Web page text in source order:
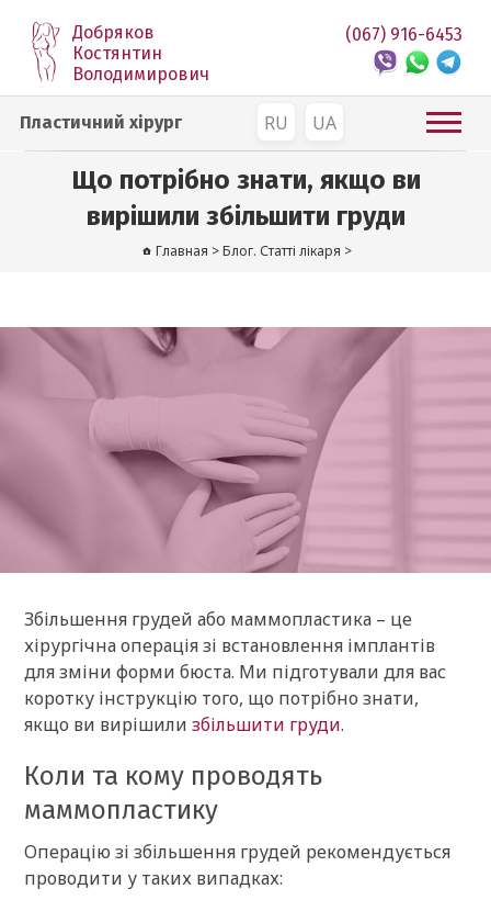
Добряков
Костянтин
Володимирович
RU UA
(067) 916-6453
Пластичний хірург
Що потрібно знати, якщо ви
вирішили збільшити груди
Главная >Блог. Статті лікаря >
Збільшення грудей або маммопластика – це
хірургічна операція зі встановлення імплантів
для зміни форми бюста. Ми підготували для вас
коротку інструкцію того, що потрібно знати,
якщо ви вирішилизбільшити груди.
Коли та кому проводять
маммопластику
Операцію зі збільшення грудей рекомендується
проводити у таких випадках: